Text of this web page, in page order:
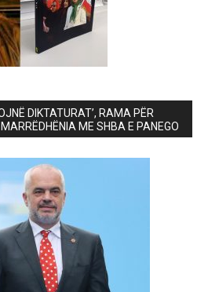
DIKTATURAT’, RAMA PËR
MARRËDHËNIA ME SHBA E PANEGO